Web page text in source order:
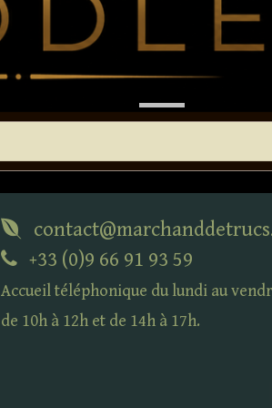
+33 (0)9 66 91 93 59
Accueil téléphonique du lundi au
de 10h à 12h et de 14h à 17h.